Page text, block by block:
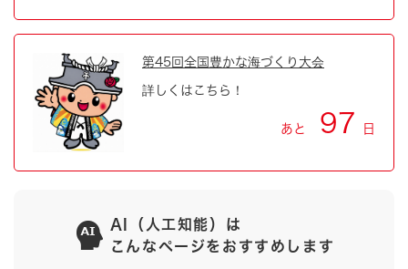
第45回全国豊かな海づくり大会
詳しくはこちら！
あと 97 日
AI（人工知能）は
こんなページをおすすめします